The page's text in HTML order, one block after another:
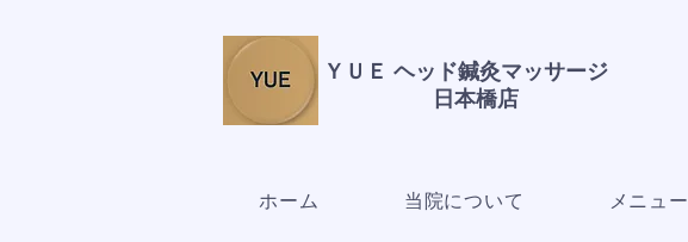
ＹＵＥ ヘッド鍼灸マッサージ
日本橋店
ホーム 当院について メニュー